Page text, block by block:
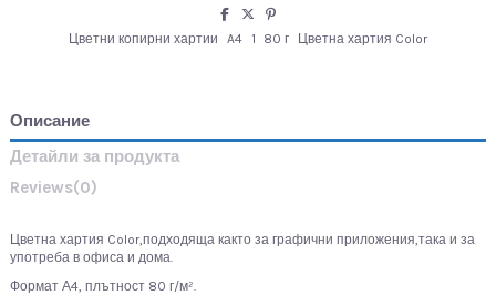
Цветни копирни хартии A4 1 80 г Цветна хартия Color
Описание
Детайли за продукта
Reviews(0)
Цветна хартия Color,подходяща както за графични приложения,така и за
употреба в офиса и дома.
Формат А4, плътност 80 г/м².